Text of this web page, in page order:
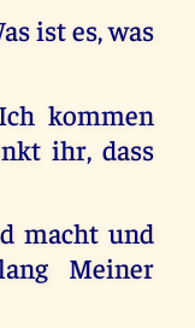
ist es, was
kommen
ihr, dass
macht und
Meiner